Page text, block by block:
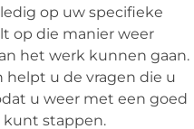
op uw specifieke
op die manier weer
het werk kunnen gaan.
helpt u de vragen die u
u weer met een goed
kunt stappen.